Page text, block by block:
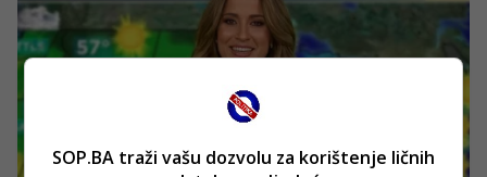
SOP.BA traži vašu dozvolu za korištenje ličnih